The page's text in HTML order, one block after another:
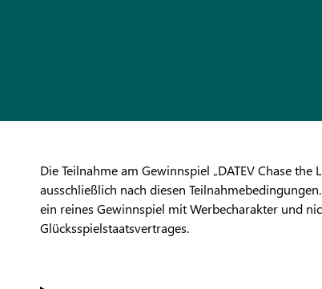
Die Teilnahme am Gewinnspiel „DATEV Chase
ausschließlich nach diesen
ein reines Gewinnspiel mit Werbecharakter und
Glücksspielstaatsvertrages.